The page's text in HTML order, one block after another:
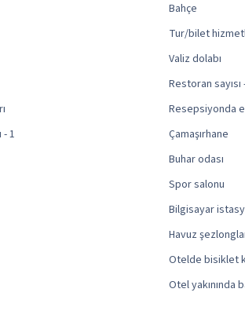
Bahçe
Tur/bilet
Valiz dolabı
Restoran sayısı
Resepsiyonda
- 1
Çamaşırhane
Buhar odası
Spor salonu
Bilgisayar
Havuz
Otelde bisiklet
Otel yakınında